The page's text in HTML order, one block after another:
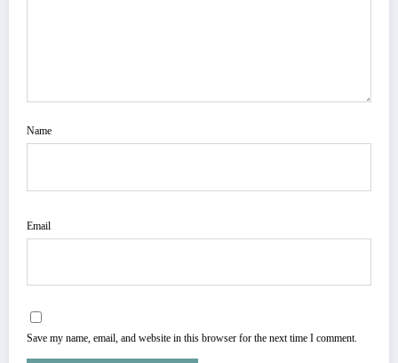
Name
Email
Save my name, email, and website in this browser for the next time I comment.